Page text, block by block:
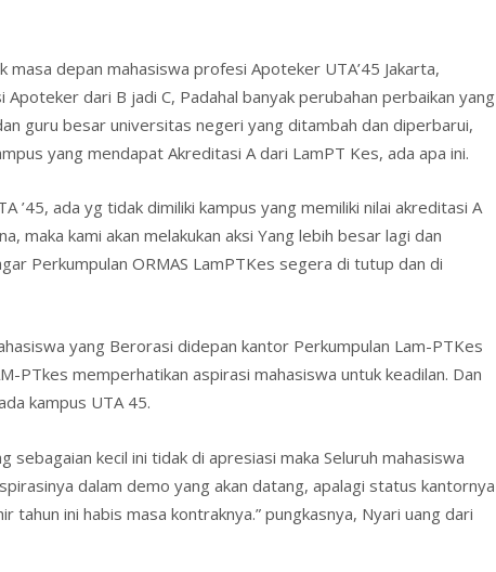
depan mahasiswa profesi Apoteker UTA’45 Jakarta,
dari B jadi C, Padahal banyak perubahan perbaikan yang
guru besar universitas negeri yang ditambah dan diperbarui,
yang mendapat Akreditasi A dari LamPT Kes, ada apa ini.
’45, ada yg tidak dimiliki kampus yang memiliki nilai akreditasi A
maka kami akan melakukan aksi Yang lebih besar lagi dan
Perkumpulan ORMAS LamPTKes segera di tutup dan di
yang Berorasi didepan kantor Perkumpulan Lam-PTKes
PTkes memperhatikan aspirasi mahasiswa untuk keadilan. Dan
kampus UTA 45.
sebagaian kecil ini tidak di apresiasi maka Seluruh mahasiswa
dalam demo yang akan datang, apalagi status kantornya
tahun ini habis masa kontraknya.” pungkasnya, Nyari uang dari